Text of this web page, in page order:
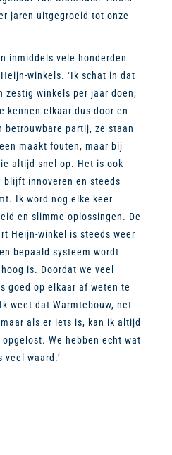
jaren uitgegroeid tot onze
inmiddels vele honderden
winkels. ‘Ik schat in dat
zestig winkels per jaar doen,
kennen elkaar dus door en
betrouwbare partij, ze staan
maakt fouten, maar bij
altijd snel op. Het is ook
innoveren en steeds
Ik word nog elke keer
en slimme oplossingen. De
Heijn-winkel is steeds weer
bepaald systeem wordt
is. Doordat we veel
goed op elkaar af weten te
weet dat Warmtebouw, net
als er iets is, kan ik altijd
We hebben echt wat
waard.’